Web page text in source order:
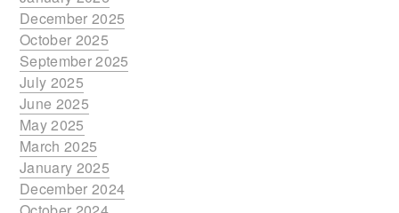
December 2025
October 2025
September 2025
July 2025
June 2025
May 2025
March 2025
January 2025
December 2024